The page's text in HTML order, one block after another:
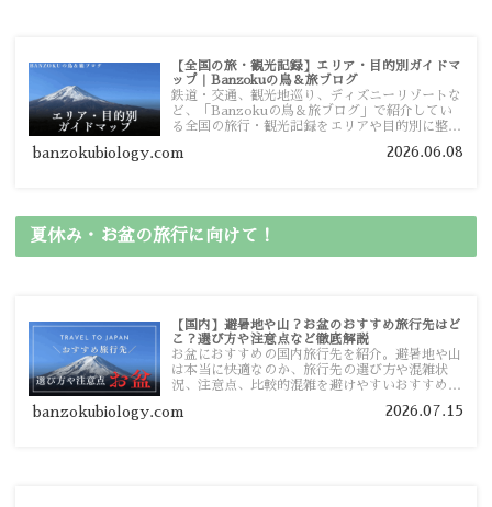
【全国の旅・観光記録】エリア・目的別ガイドマ
ップ｜Banzokuの鳥＆旅ブログ
鉄道・交通、観光地巡り、ディズニーリゾートな
ど、「Banzokuの鳥＆旅ブログ」で紹介してい
る全国の旅行・観光記録をエリアや目的別に整理
ガイドマップからスムーズに見つけていただけま
banzokubiology.com 2026.06.08
夏休み・お盆の旅行に向けて！
【国内】避暑地や山？お盆のおすすめ旅行先はど
こ？選び方や注意点など徹底解説
お盆におすすめの国内旅行先を紹介。避暑地や山
は本当に快適なのか、旅行先の選び方や混雑状
況、注意点、比較的混雑を避けやすいおすすめス
す。
banzokubiology.com 2026.07.15